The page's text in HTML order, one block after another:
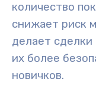
количество
снижает риск
делает
их более
новичков.